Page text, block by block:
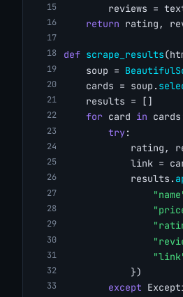
reviews =
return rating,
def scrape_results
    soup =
    cards = soup.
    results = []
for card in
try:
rating,
link =
            results.
            })
except